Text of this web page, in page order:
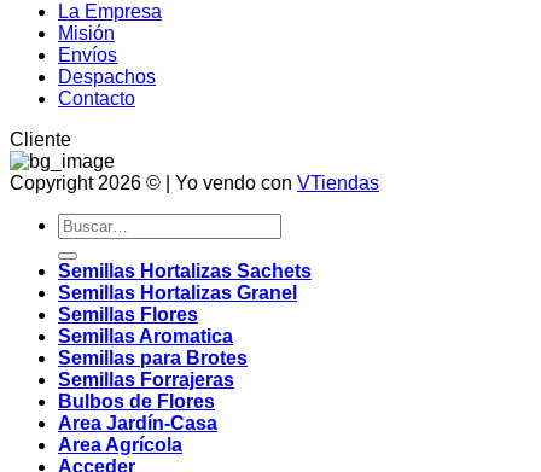
La Empresa
Misión
Envíos
Despachos
Contacto
Cliente
Copyright 2026 © | Yo vendo con VTiendas
Buscar
por:
Semillas Hortalizas Sachets
Semillas Hortalizas Granel
Semillas Flores
Semillas Aromatica
Semillas para Brotes
Semillas Forrajeras
Bulbos de Flores
Area Jardín-Casa
Area Agrícola
Acceder